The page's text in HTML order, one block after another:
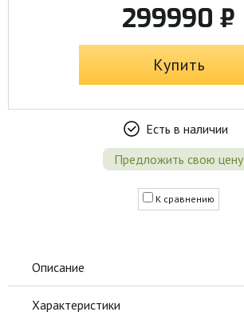
299990 ₽
Купить
Есть в наличии
Предложить свою цену
К сравнению
Описание
Характеристики